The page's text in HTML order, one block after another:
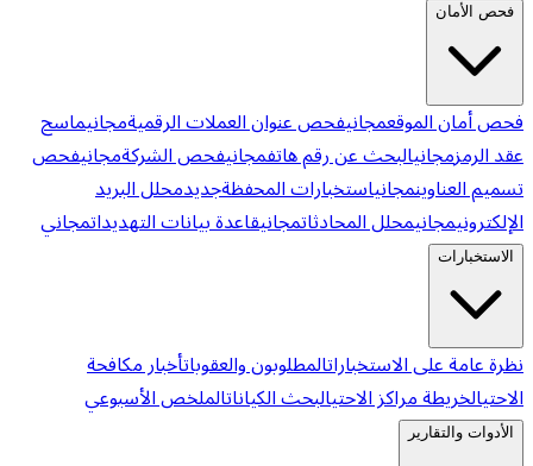
فحص الأمان
فحص أمان الموقعمجانيفحص عنوان العملات الرقميةمجانيماسح
عقد الرمزمجانيالبحث عن رقم هاتفمجانيفحص الشركةمجانيفحص
تسميم العناوينمجانياستخبارات المحفظةجديدمحلل البريد
الإلكترونيمجانيمحلل المحادثاتمجانيقاعدة بيانات التهديداتمجاني
الاستخبارات
نظرة عامة على الاستخباراتالمطلوبون والعقوباتأخبار مكافحة
الاحتيالخريطة مراكز الاحتيالبحث الكياناتالملخص الأسبوعي
الأدوات والتقارير